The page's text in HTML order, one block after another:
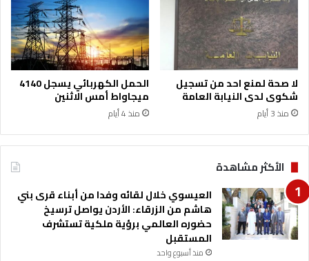
ت
ر
ء
لا صحة لمنع احد من تسجيل
شكوى لدى النيابة العامة
منذ 3 أيام
الحمل الكهربائي يسجل 4140
ميجاواط أمس الاثنين
منذ 4 أيام
الأكثر مشاهدة
العيسوي خلال لقائه وفدا من أبناء قرى بني
هاشم من الزرقاء: الأردن يواصل ترسيخ
حضوره العالمي برؤية ملكية تستشرف
المستقبل
منذ أسبوع واحد